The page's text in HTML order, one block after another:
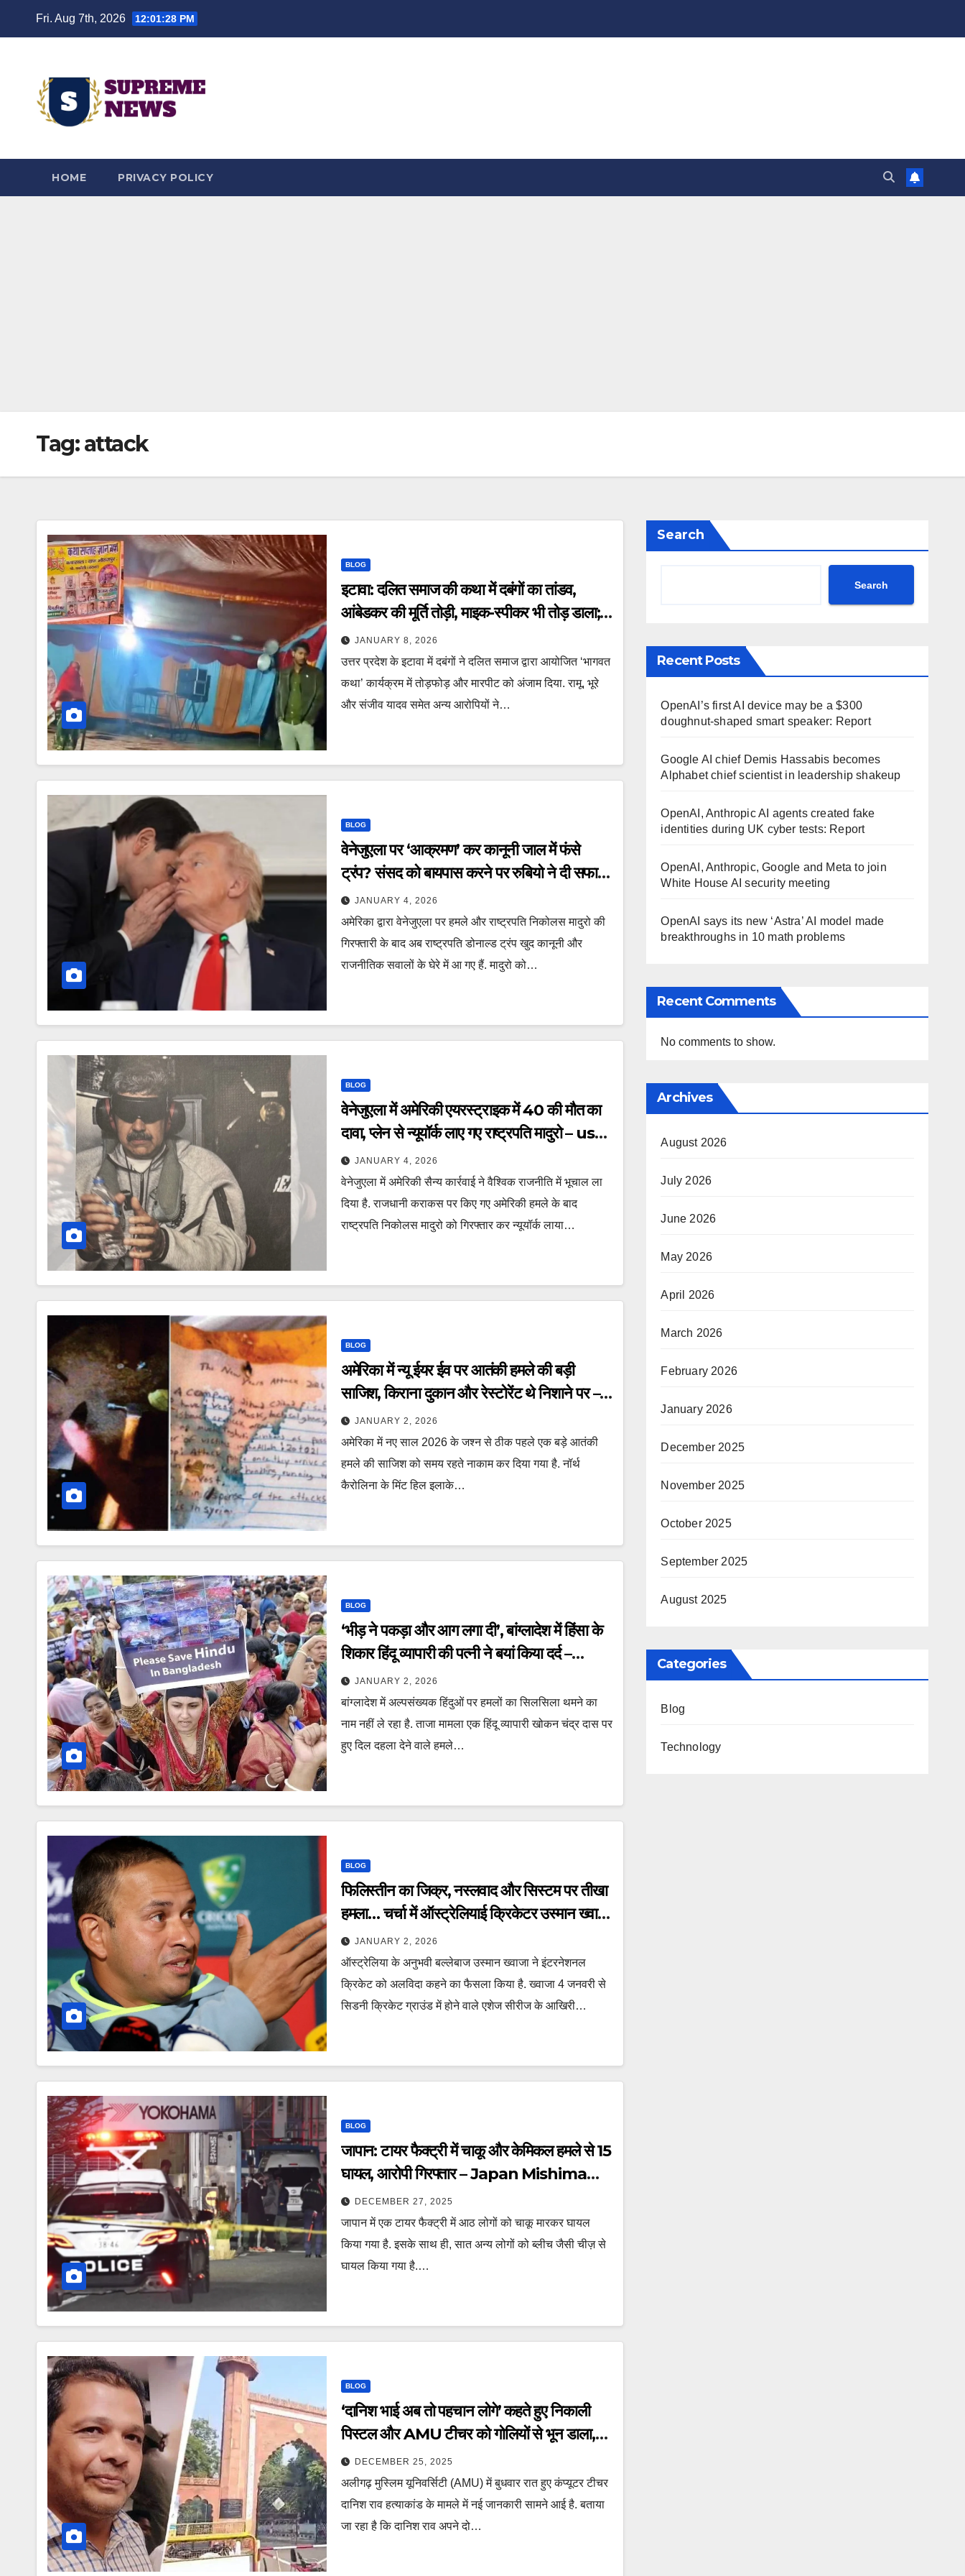
Fri. Aug 7th, 2026 12:01:29 PM
HOME PRIVACY POLICY
Tag:attack
BLOG
इटावा: दलित समाज की कथा में दबंगों का तांडव,
आंबेडकर की मूर्ति तोड़ी, माइक-स्पीकर भी तोड़ डाला;
ऑपरेटर को पीटा – Dabangs Vandalize
dalit Bhagwat Event Break
Ambedkar Statue and Attack
Sound Operator in Etawah lclam
JANUARY 8, 2026
उत्तर प्रदेश के इटावा में दबंगों ने दलित समाज द्वारा आयोजित ‘भागवत
कथा’ कार्यक्रम में तोड़फोड़ और मारपीट को अंजाम दिया. रामू, भूरे
और संजीव यादव समेत अन्य आरोपियों ने…
BLOG
वेनेजुएला पर ‘आक्रमण’ कर कानूनी जाल में फंसे
ट्रंप? संसद को बायपास करने पर रुबियो ने दी सफाई
– America Attack Venezuela
Nicolas Maduro Arrest Donald
Trump Marco Rubio NTC
JANUARY 4, 2026
अमेरिका द्वारा वेनेजुएला पर हमले और राष्ट्रपति निकोलस मादुरो की
गिरफ्तारी के बाद अब राष्ट्रपति डोनाल्ड ट्रंप खुद कानूनी और
राजनीतिक सवालों के घेरे में आ गए हैं. मादुरो को…
BLOG
वेनेजुएला में अमेरिकी एयरस्ट्राइक में 40 की मौत का
दावा, प्लेन से न्यूयॉर्क लाए गए राष्ट्रपति मादुरो – us
caracas attack maduro arrested
new york plane arrival ntc
JANUARY 4, 2026
वेनेजुएला में अमेरिकी सैन्य कार्रवाई ने वैश्विक राजनीति में भूचाल ला
दिया है. राजधानी कराकस पर किए गए अमेरिकी हमले के बाद
राष्ट्रपति निकोलस मादुरो को गिरफ्तार कर न्यूयॉर्क लाया…
BLOG
अमेरिका में न्यू ईयर ईव पर आतंकी हमले की बड़ी
साजिश, किराना दुकान और रेस्टोरेंट थे निशाने पर –
isis new year attack foiled fbi
north carolina terrorist arrest new
year eve 2026 usa ntc
JANUARY 2, 2026
अमेरिका में नए साल 2026 के जश्न से ठीक पहले एक बड़े आतंकी
हमले की साजिश को समय रहते नाकाम कर दिया गया है. नॉर्थ
कैरोलिना के मिंट हिल इलाके…
BLOG
‘भीड़ ने पकड़ा और आग लगा दी’, बांग्लादेश में हिंसा के
शिकार हिंदू व्यापारी की पत्नी ने बयां किया दर्द –
bangladesh hindu trader burnt
mob attack wife statement ntc
JANUARY 2, 2026
बांग्लादेश में अल्पसंख्यक हिंदुओं पर हमलों का सिलसिला थमने का
नाम नहीं ले रहा है. ताजा मामला एक हिंदू व्यापारी खोकन चंद्र दास पर
हुए दिल दहला देने वाले हमले…
BLOG
फिलिस्तीन का जिक्र, नस्लवाद और सिस्टम पर तीखा
हमला… चर्चा में ऑस्ट्रेलियाई क्रिकेटर उस्मान ख्वाजा
की प्रेस कॉन्फ्रेंस – usman khawaja
retirement press conference
racism palestine system attack
tspoa
JANUARY 2, 2026
ऑस्ट्रेलिया के अनुभवी बल्लेबाज उस्मान ख्वाजा ने इंटरनेशनल
क्रिकेट को अलविदा कहने का फैसला किया है. ख्वाजा 4 जनवरी से
सिडनी क्रिकेट ग्राउंड में होने वाले एशेज सीरीज के आखिरी…
BLOG
जापान: टायर फैक्ट्री में चाकू और केमिकल हमले से 15
घायल, आरोपी गिरफ्तार – Japan Mishima
many injured knife chemical
attack tire factory ntc
DECEMBER 27, 2025
जापान में एक टायर फैक्ट्री में आठ लोगों को चाकू मारकर घायल
किया गया है. इसके साथ ही, सात अन्य लोगों को ब्लीच जैसी चीज़ से
घायल किया गया है.…
BLOG
‘दानिश भाई अब तो पहचान लोगे’ कहते हुए निकाली
पिस्टल और AMU टीचर को गोलियों से भून डाला,
लाइब्रेरी कैंटीन के पास खूनी खेल – amu
teacher danish murder story pistol
gun down Aligarh police bloody
attack library canteen lclam
DECEMBER 25, 2025
अलीगढ़ मुस्लिम यूनिवर्सिटी (AMU) में बुधवार रात हुए कंप्यूटर टीचर
दानिश राव हत्याकांड के मामले में नई जानकारी सामने आई है. बताया
जा रहा है कि दानिश राव अपने दो…
Search
Search
Recent Posts
OpenAI’s first AI device may be a $300
doughnut-shaped smart speaker: Report
Google AI chief Demis Hassabis becomes
Alphabet chief scientist in leadership shakeup
OpenAI, Anthropic AI agents created fake
identities during UK cyber tests: Report
OpenAI, Anthropic, Google and Meta to join
White House AI security meeting
OpenAI says its new ‘Astra’ AI model made
breakthroughs in 10 math problems
Recent Comments
No comments to show.
Archives
August 2026
July 2026
June 2026
May 2026
April 2026
March 2026
February 2026
January 2026
December 2025
November 2025
October 2025
September 2025
August 2025
Categories
Blog
Technology